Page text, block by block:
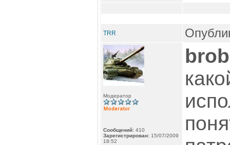
TRR
Модератор
Сообщений: 410
Зарегистрирован: 15/07/2009
18:52